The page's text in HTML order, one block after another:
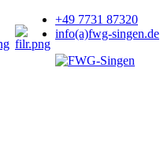
+49 7731 87320
info(a)fwg-singen.de